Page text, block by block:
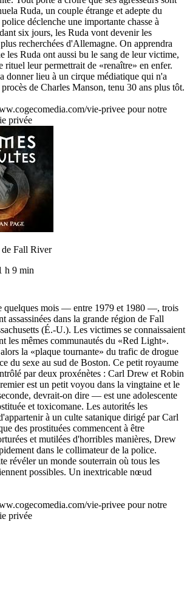
Ruda, un couple étrange et adepte du
déclenche une importante chasse à
six jours, les Ruda vont devenir les
recherchées d'Allemagne. On apprendra
les Ruda ont aussi bu le sang de leur victime,
rituel leur permettrait de «renaître» en enfer.
donner lieu à un cirque médiatique qui n'a
de Charles Manson, tenu 30 ans plus tôt.
vie-privee pour notre
privée
de Fall River
h 9 min
quelques mois ― entre 1979 et 1980 ―, trois
assassinées dans la grande région de Fall
(É.-U.). Les victimes se connaissaient
les mêmes communautés du «Red Light».
la «plaque tournante» du trafic de drogue
du sexe au sud de Boston. Ce petit royaume
par deux proxénètes : Carl Drew et Robin
est un petit voyou dans la vingtaine et le
devrait-on dire ― est une adolescente
et toxicomane. Les autorités les
à un culte satanique dirigé par Carl
des prostituées commencent à être
et mutilées d'horribles manières, Drew
dans le collimateur de la police.
révéler un monde souterrain où tous les
possibles. Un inextricable nœud
vie-privee pour notre
privée